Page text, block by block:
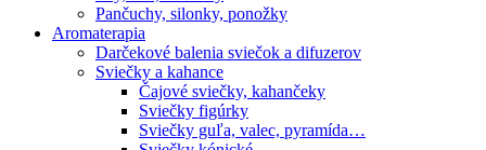
Pančuchy, silonky, ponožky
Aromaterapia
Darčekové balenia sviečok a difuzerov
Sviečky a kahance
Čajové sviečky, kahančeky
Sviečky figúrky
Sviečky guľa, valec, pyramída…